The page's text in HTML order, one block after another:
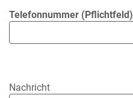
Telefonnummer (Pflichtfeld)
Nachricht